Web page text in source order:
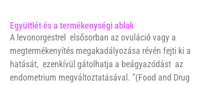
Együttlét és a termékenységi ablak
A levonorgestrel elsősorban az ovuláció vagy a
megtermékenyítés megakadályozása révén fejti ki a
hatását, ezenkívül gátolhatja a beágyazódást az
endometrium megváltoztatásával. ”(Food and Drug